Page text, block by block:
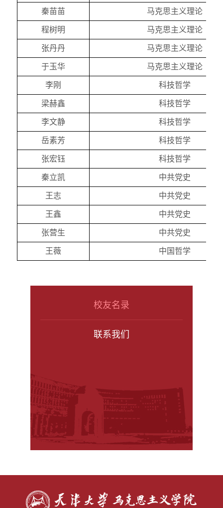
秦苗苗
马克思主义理论
程树明
马克思主义理论
张丹丹
马克思主义理论
于玉华
马克思主义理论
李刚
科技哲学
梁赫鑫
科技哲学
李文静
科技哲学
岳素芳
科技哲学
张宏钰
科技哲学
秦立凯
中共党史
王志
中共党史
王鑫
中共党史
张营生
中共党史
王薇
中国哲学
校友名录
联系我们